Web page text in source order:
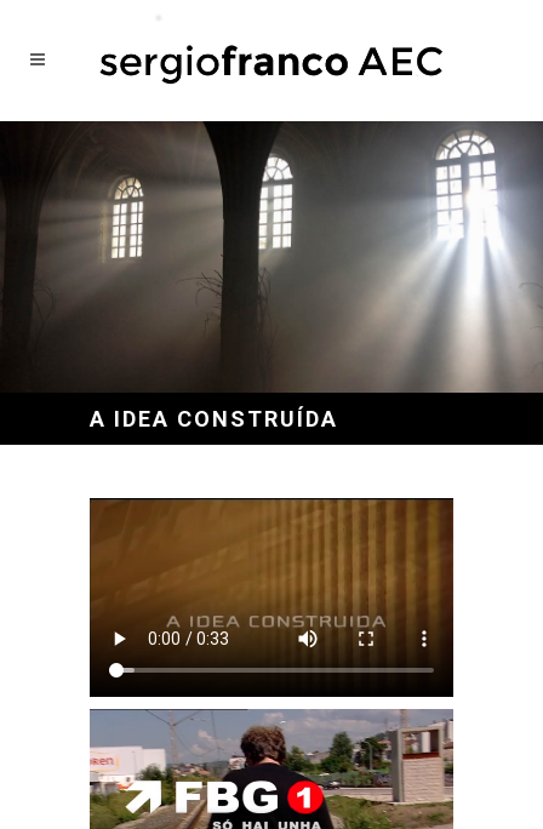
A IDEA CONSTRUÍDA